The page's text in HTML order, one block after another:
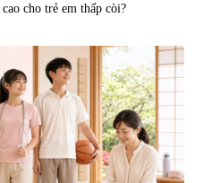
cho trẻ em thấp còi?